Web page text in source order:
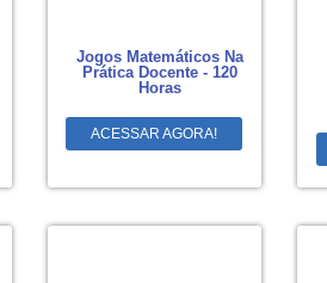
Jogos Matemáticos Na
Prática Docente - 120
Horas
ACESSAR AGORA!